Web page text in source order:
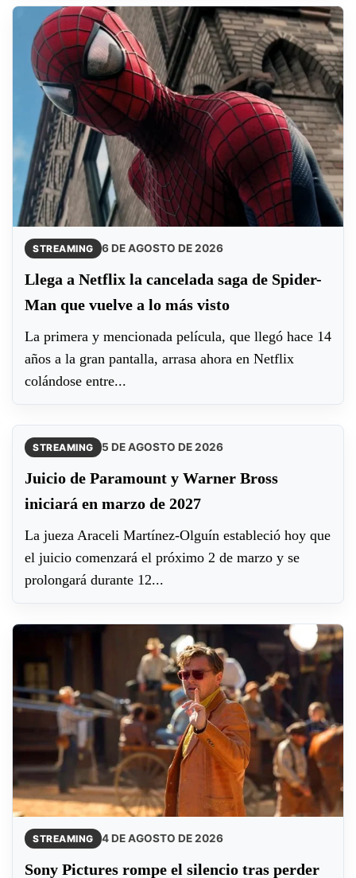
STREAMING 6 DE AGOSTO DE 2026
Llega a Netflix la cancelada saga de Spider-
Man que vuelve a lo más visto
La primera y mencionada película, que llegó hace 14
años a la gran pantalla, arrasa ahora en Netflix
colándose entre...
STREAMING 5 DE AGOSTO DE 2026
Juicio de Paramount y Warner Bross
iniciará en marzo de 2027
La jueza Araceli Martínez-Olguín estableció hoy que
el juicio comenzará el próximo 2 de marzo y se
prolongará durante 12...
STREAMING 4 DE AGOSTO DE 2026
Sony Pictures rompe el silencio tras perder